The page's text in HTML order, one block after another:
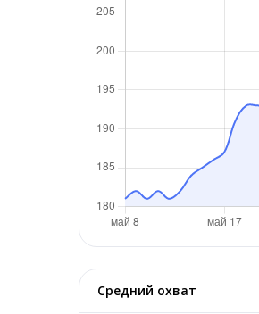
Средний охват